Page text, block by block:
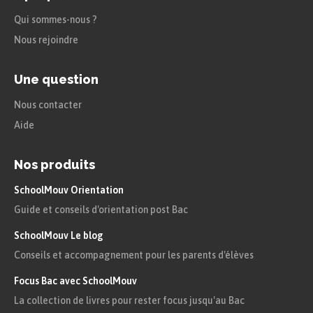
cinéma le livre autobiographique d’Henri Alleg,
La Question
document, il est primordial de
analysez à l’aide de vos connaissances,
quand bien même il serait historien
comme ici.
Quoiqu’il en soit, la guerre d’Algérie a longtemps
Qui sommes-nous ?
Nous rejoindre
Une question
Nous contacter
Aide
Nos produits
SchoolMouv Orientation
Guide et conseils d'orientation post Bac
SchoolMouv Le blog
Conseils et accompagnement pour les parents d'élèves
Focus Bac avec SchoolMouv
La collection de livres pour rester focus jusqu'au Bac